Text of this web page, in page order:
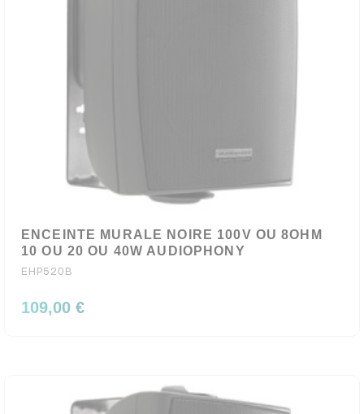
ENCEINTE MURALE NOIRE 100V OU 8OHM
10 OU 20 OU 40W AUDIOPHONY
EHP520B
109,00 €